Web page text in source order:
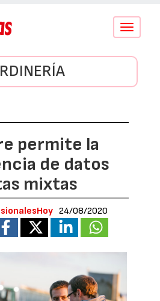
Conmutar
permite la
de datos
mixtas
24/08/2020